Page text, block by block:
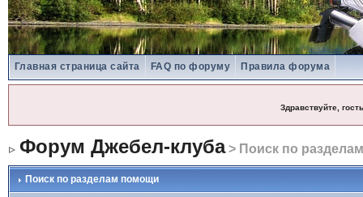
Главная страница сайта FAQ по форуму Правила форума
Здравствуйте, гость
Форум Джебел-клуба> Поиск по
Поиск по разделам помощи